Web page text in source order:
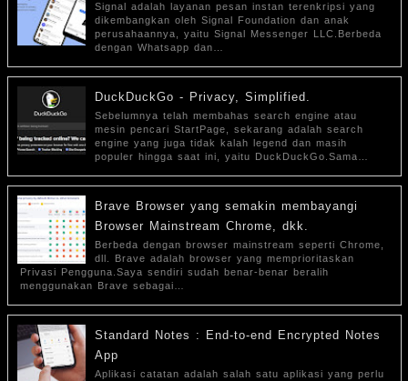
Signal adalah layanan pesan instan terenkripsi yang
dikembangkan oleh Signal Foundation dan anak
perusahaannya, yaitu Signal Messenger LLC.Berbeda
dengan Whatsapp dan…
DuckDuckGo - Privacy, Simplified.
Sebelumnya telah membahas search engine atau
mesin pencari StartPage, sekarang adalah search
engine yang juga tidak kalah legend dan masih
populer hingga saat ini, yaitu DuckDuckGo.Sama…
Brave Browser yang semakin membayangi
Browser Mainstream Chrome, dkk.
Berbeda dengan browser mainstream seperti Chrome,
dll. Brave adalah browser yang memprioritaskan
Privasi Pengguna.Saya sendiri sudah benar-benar beralih
menggunakan Brave sebagai…
Standard Notes : End-to-end Encrypted Notes
App
Aplikasi catatan adalah salah satu aplikasi yang perlu